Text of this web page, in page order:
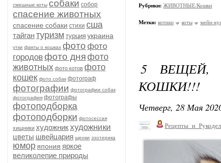
смешные коты собаки собор
спасение животных
спасение собаки стихи сша
тайгантуризм турция украина
утки факты о кошках фото фото
городовфото дня фото
животных фото котов фото
кошек фото собак фотограф
фотографии фотографии собак
фотография фотографы
фотоподборка
фотоподборки фотосессия
хищники художникхудожники
цветы швейцария щенки эзотерика
юмор япония яркое
великолепие природы
Рубрики: ЖИВОТНЫЕ/Кошки
Метки: котики коты мейн-
5 ВЕЩЕЙ,
КОШКИ!!!
Четверг, 28 Мая